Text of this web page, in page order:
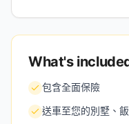
What's
包含全面保險
送車至您的別墅、